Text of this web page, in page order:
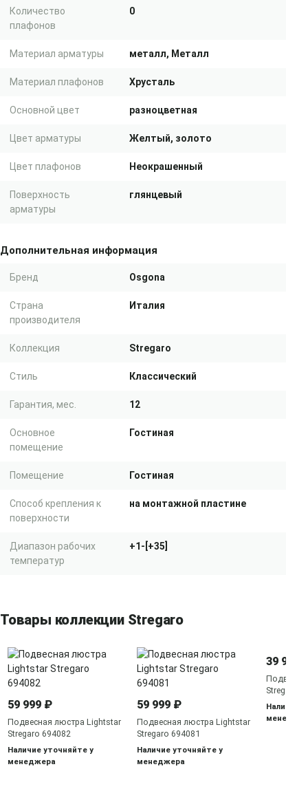
Количество
плафонов
0
Материал арматуры металл, Металл
Материал плафонов Хрусталь
Основной цвет разноцветная
Цвет арматуры Желтый, золото
Цвет плафонов Неокрашенный
Поверхность
арматуры
глянцевый
Дополнительная информация
Бренд Osgona
Страна
производителя
Италия
Коллекция Stregaro
Стиль Классический
Гарантия, мес. 12
Основное
помещение
Гостиная
Помещение Гостиная
Способ крепления к
поверхности
на монтажной пластине
Диапазон рабочих
температур
+1-[+35]
Товары коллекции Stregaro
59 999 ₽
Подвесная люстра Lightstar
Stregaro 694082
Наличие уточняйте у
менеджера
59 999 ₽
Подвесная люстра Lightstar
Stregaro 694081
Наличие уточняйте у
менеджера
39 999
Stregaro
Наличие